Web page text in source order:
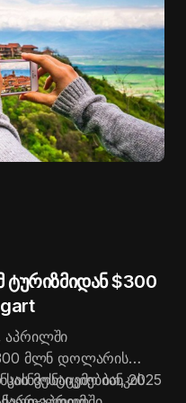
$300
აპრილში
მლნ დოლარის
ბანკის
მონაცემებით, 2025